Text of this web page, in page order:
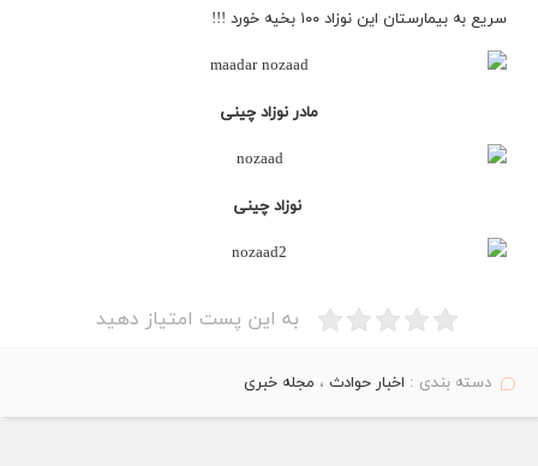
سریع به بیمارستان این نوزاد ۱۰۰ بخیه خورد !!!
مادر نوزاد چینی
نوزاد چینی
به این پست امتیاز دهید
دسته بندی : اخبار حوادث ، مجله خبری